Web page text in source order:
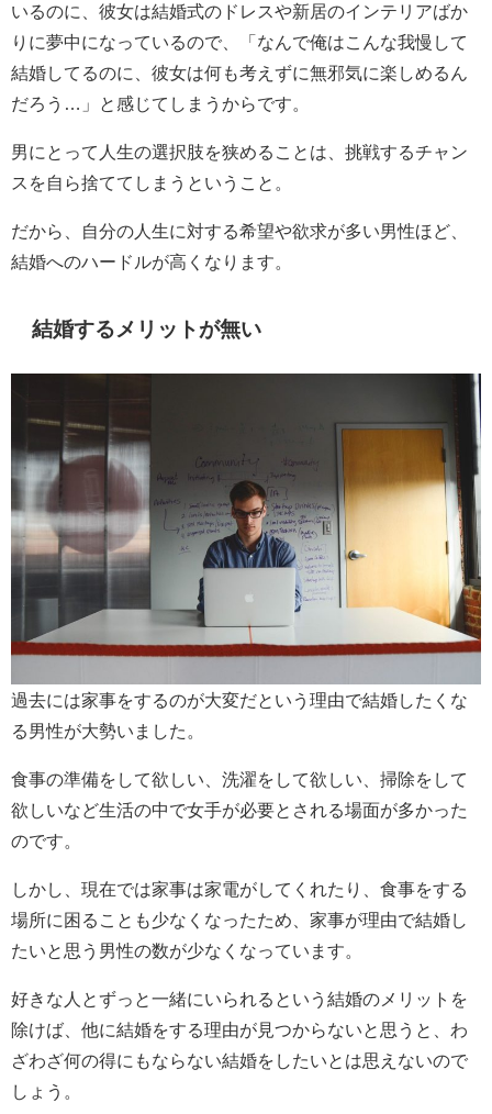
いるのに、彼女は結婚式のドレスや新居のインテリアばか
りに夢中になっているので、「なんで俺はこんな我慢して
結婚してるのに、彼女は何も考えずに無邪気に楽しめるん
だろう…」と感じてしまうからです。
男にとって人生の選択肢を狭めることは、挑戦するチャン
スを自ら捨ててしまうということ。
だから、自分の人生に対する希望や欲求が多い男性ほど、
結婚へのハードルが高くなります。
結婚するメリットが無い
過去には家事をするのが大変だという理由で結婚したくな
る男性が大勢いました。
食事の準備をして欲しい、洗濯をして欲しい、掃除をして
欲しいなど生活の中で女手が必要とされる場面が多かった
のです。
しかし、現在では家事は家電がしてくれたり、食事をする
場所に困ることも少なくなったため、家事が理由で結婚し
たいと思う男性の数が少なくなっています。
好きな人とずっと一緒にいられるという結婚のメリットを
除けば、他に結婚をする理由が見つからないと思うと、わ
ざわざ何の得にもならない結婚をしたいとは思えないので
しょう。